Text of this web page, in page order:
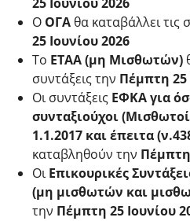
Ο ΟΓΑ θα καταβάλλει τις
25 Ιουνίου 2026
Το ΕΤΑΑ (μη Μισθωτών)
συντάξεις την Πέμπτη 25
Οι συντάξεις ΕΦΚΑ για
συνταξιούχοι
1.1.2017 και έπειτα
καταβληθούν την Πέμπτη
ΟιΕπικουρικές
(μη μισθωτών και
την Πέμπτη 25 Ιουνίου